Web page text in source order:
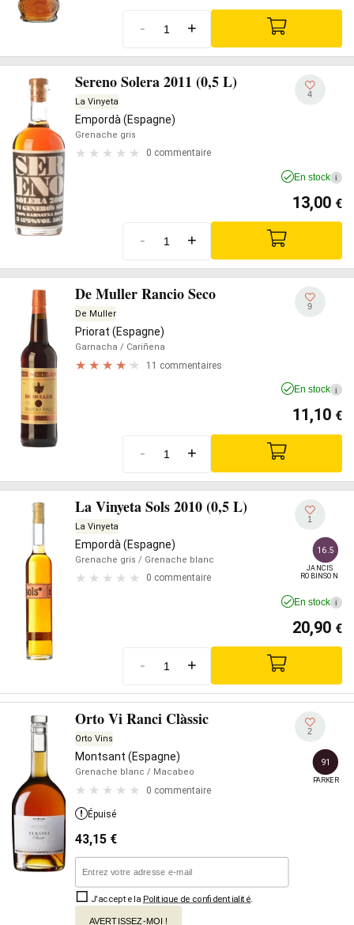
- +
Sereno Solera 2011 (0,5 L)
La Vinyeta
Empordà (Espagne)
Grenache gris
0 commentaire
4
En stock i
13,00 €
- +
De Muller Rancio Seco
De Muller
Priorat (Espagne)
Garnacha / Cariñena
11 commentaires
9
En stock i
11,10 €
- +
La Vinyeta Sols 2010 (0,5 L)
La Vinyeta
Empordà (Espagne)
Grenache gris / Grenache blanc
0 commentaire
1
16.5
JANCIS
ROBINSON
En stock i
20,90 €
- +
Orto Vi Ranci Clàssic
Orto Vins
Montsant (Espagne)
Grenache blanc / Macabeo
0 commentaire
2
91
PARKER
Épuisé
43,15 €
J'accepte la Politique de confidentialité
AVERTISSEZ-MOI !